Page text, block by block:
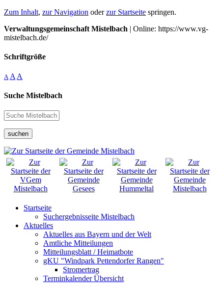
Zum Inhalt, zur Navigation oderzur Startseite springen.
Verwaltungsgemeinschaft Mistelbach | Online: https://www.vg-
mistelbach.de/
Schriftgröße
A A A
Suche Mistelbach
suchen
Startseite
Suchergebnisseite Mistelbach
Aktuelles
Aktuelles aus Bayern und der Welt
Amtliche Mitteilungen
Mitteilungsblatt / Heimatbote
gKU "Windpark Pettendorfer Rangen"
Stromertrag
Terminkalender Übersicht